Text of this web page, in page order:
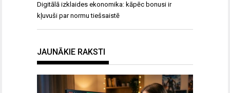
Digitālā izklaides ekonomika: kāpēc bonusi ir
kļuvuši par normu tiešsaistē
JAUNĀKIE RAKSTI